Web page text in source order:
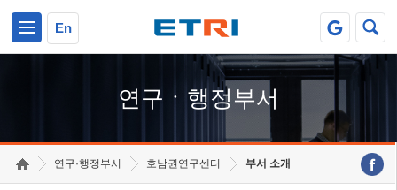
En
연구ㆍ행정부서
연구·행정부서 호남권연구센터 부서 소개